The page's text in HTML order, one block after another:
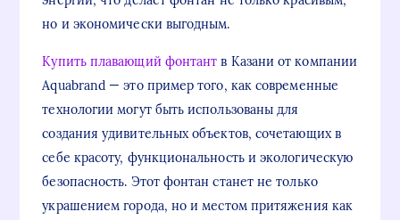
но и экономически выгодным.
Купить плавающий фонтант в Казани от компании
Aquabrand — это пример того, как современные
технологии могут быть использованы для
создания удивительных объектов, сочетающих в
себе красоту, функциональность и экологическую
безопасность. Этот фонтан станет не только
украшением города, но и местом притяжения как